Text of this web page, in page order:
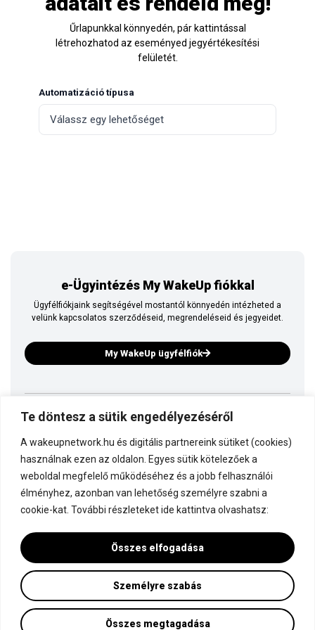
Te döntesz a sütik engedélyezéséről
A wakeupnetwork.hu és digitális partnereink sütiket (cookies)
használnak ezen az oldalon. Egyes sütik kötelezőek a
weboldal megfelelő működéséhez és a jobb felhasználói
élményhez, azonban van lehetőség személyre szabni a
cookie-kat. További részleteket ide kattintva olvashatsz:
Személyre szabás
Összes megtagadása
Összes elfogadása
Űrlapunkkal könnyedén, pár kattintással
létrehozhatod az eseményed jegyértékesítési
felületét.
Automatizáció típusa
e-Ügyintézés My WakeUp fiókkal
Ügyfélfiókjaink segítségével mostantól könnyedén intézheted a
velünk kapcsolatos szerződéseid, megrendeléseid és jegyeidet.
My WakeUp ügyfélfiók
Ez is a WakeUp
Kapcsolódj a WakeUp-hoz!
Dokumentáció
Adatvédelmi és cookie beállítások
Minden jog fenntartva! © WakeUp Network 2015-2026 by Marczinka Mátyás